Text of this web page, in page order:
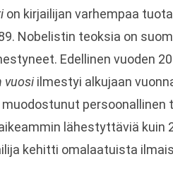
on kirjailijan varhempaa
Nobelistin teoksia on
Edellinen vuoden
vuosiilmestyi alkujaan
persoonallinen
lähestyttäviä kuin
kehitti omalaatuista